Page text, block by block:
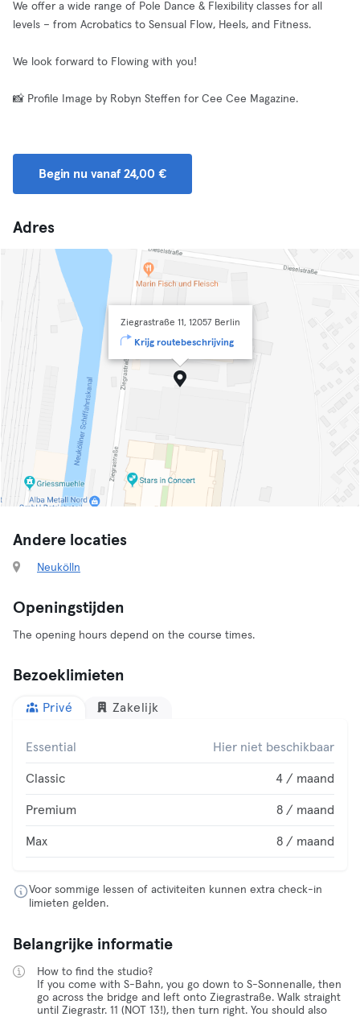
We offer a wide range of Pole Dance & Flexibility classes for all
levels – from Acrobatics to Sensual Flow, Heels, and Fitness.
We look forward to Flowing with you!
📸 Profile Image by Robyn Steffen for Cee Cee Magazine.
Begin nu vanaf 24,00 €
Adres
Ziegrastraße 11, 12057 Berlin
Krijg routebeschrijving
Andere locaties
Neukölln
Openingstijden
The opening hours depend on the course times.
Bezoeklimieten
Privé Zakelijk
Essential Hier niet beschikbaar
Classic 4 / maand
Premium 8 / maand
Max 8 / maand
Voor sommige lessen of activiteiten kunnen extra check-in
limieten gelden.
Belangrijke informatie
How to find the studio?
If you come with S-Bahn, you go down to S-Sonnenalle, then
go across the bridge and left onto Ziegrastraße. Walk straight
until Ziegrastr. 11 (NOT 13!), then turn right. You should also